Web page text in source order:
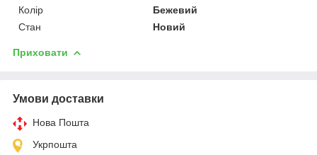
Колір
Бежевий
Стан
Новий
Приховати
Умови доставки
Нова Пошта
Укрпошта